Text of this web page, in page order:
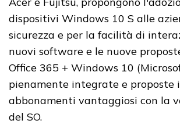
dispositivi Windows 10 S alle
sicurezza e per la facilità di
nuovi software e le nuove
Office 365 + Windows 10
pienamente integrate e proposte
abbonamenti vantaggiosi con la
del SO.